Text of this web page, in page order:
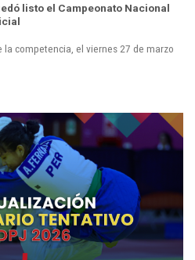
listo el Campeonato Nacional
competencia, el viernes 27 de marzo